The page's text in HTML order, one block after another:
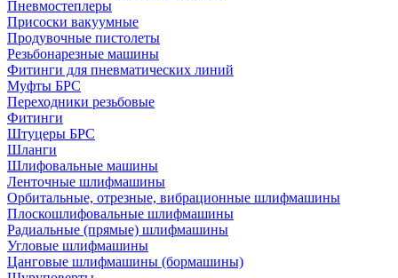
Пневмостеплеры
Присоски вакуумные
Продувочные пистолеты
Резьбонарезные машины
Фитинги для пневматических линий
Муфты БРС
Переходники резьбовые
Фитинги
Штуцеры БРС
Шланги
Шлифовальные машины
Ленточные шлифмашины
Орбитальные, отрезные, вибрационные шлифмашины
Плоскошлифовальные шлифмашины
Радиальные (прямые) шлифмашины
Угловые шлифмашины
Цанговые шлифмашины (бормашины)